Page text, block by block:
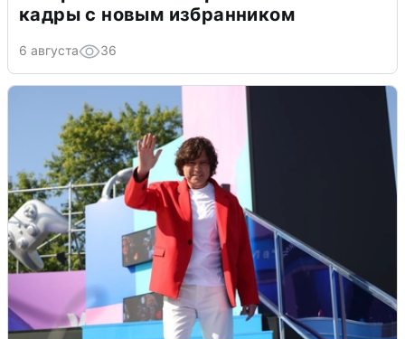
кадры с новым избранником
6 августа 36